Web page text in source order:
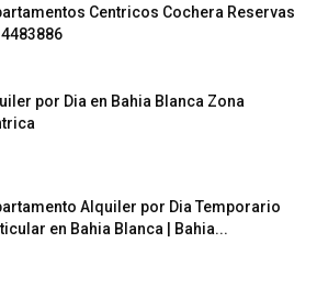
Centricos Cochera Reservas
por Dia en Bahia Blanca Zona
Alquiler por Dia Temporario
en Bahia Blanca | Bahia...